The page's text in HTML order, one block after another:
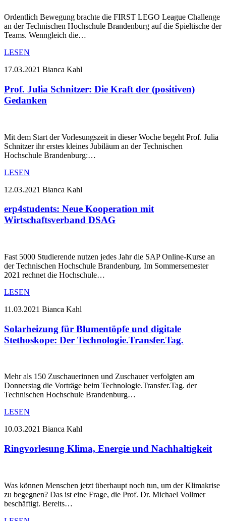
Ordentlich Bewegung brachte die FIRST LEGO League Challenge
an der Technischen Hochschule Brandenburg auf die Spieltische der
Teams. Wenngleich die…
LESEN
17.03.2021 Bianca Kahl
Prof. Julia Schnitzer: Die Kraft der (positiven)
Gedanken
Mit dem Start der Vorlesungszeit in dieser Woche begeht Prof. Julia
Schnitzer ihr erstes kleines Jubiläum an der Technischen
Hochschule Brandenburg:…
LESEN
12.03.2021 Bianca Kahl
erp4students: Neue Kooperation mit
Wirtschaftsverband DSAG
Fast 5000 Studierende nutzen jedes Jahr die SAP Online-Kurse an
der Technischen Hochschule Brandenburg. Im Sommersemester
2021 rechnet die Hochschule…
LESEN
11.03.2021 Bianca Kahl
Solarheizung für Blumentöpfe und digitale
Stethoskope: Der Technologie.Transfer.Tag.
Mehr als 150 Zuschauerinnen und Zuschauer verfolgten am
Donnerstag die Vorträge beim Technologie.Transfer.Tag. der
Technischen Hochschule Brandenburg…
LESEN
10.03.2021 Bianca Kahl
Ringvorlesung Klima, Energie und Nachhaltigkeit
Was können Menschen jetzt überhaupt noch tun, um der Klimakrise
zu begegnen? Das ist eine Frage, die Prof. Dr. Michael Vollmer
beschäftigt. Bereits…